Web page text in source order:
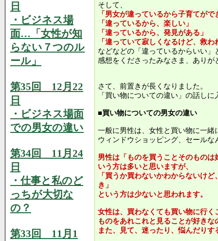
日
・ビジネス場
面…「女性が知
らない７つのル
ール」
第35回 12月22
日
・ビジネス場面
での男女の違い
第34回 11月24
日
・仕事と私のど
っちが大切な
の？
第33回 11月1
そして、
「男女が違っているから子育てがで
「違っているから、楽しい」
「違っているから、発見がある」
「違っていて寂しくなるけど、救
などなどの「違っているからいい
感想をくださったみなさま、ありが
さて、前置きが長くなりました。
「買い物についての違い」の話し
■買い物についての男女の違い
一般に男性は、女性と買い物に一緒
ウィンドウショッピング、セール
男性は「ものを買うことそのもの
いう方は多いと思いますが、
「買うか買わないかわからないけ
き」
という方は少ないと思われます。
女性は、買わなくても買い物に行く
ものをあれこれと見ることが好き
また、見て、迷ったり、悩んだり